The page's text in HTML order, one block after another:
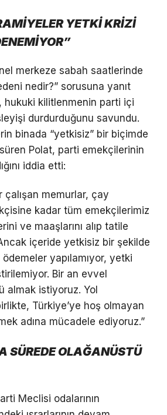
YETKİ KRİZİ
merkeze sabah saatlerinde
nedir?” sorusuna yanıt
hukuki kilitlenmenin parti içi
durdurduğunu savundu.
binada “yetkisiz” bir biçimde
Polat, parti emekçilerinin
iddia etti:
çalışan memurlar, çay
kadar tüm emekçilerimiz
ve maaşlarını alıp tatile
içeride yetkisiz bir şekilde
yapılamıyor, yetki
Bir an evvel
almak istiyoruz. Yol
Türkiye’ye hoş olmayan
adına mücadele ediyoruz.”
SÜREDE OLAĞANÜSTÜ
Meclisi odalarının